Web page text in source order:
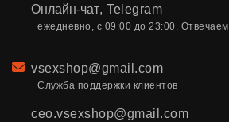
Онлайн-чат, Telegram
ежедневно, с 09:00 до 23:00. Отвечаем
Email
vsexshop@gmail.com
Служба поддержки клиентов
ceo.vsexshop@gmail.com